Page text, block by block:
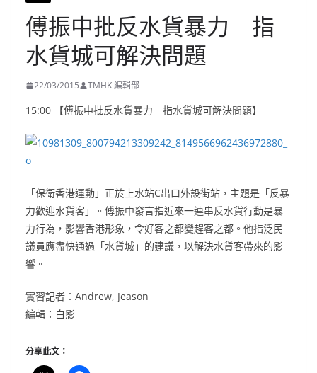
傅振中批反水貨暴力 指
水貨城可解決問題
22/03/2015 TMHK 編輯部
15:00 【傅振中批反水貨暴力 指水貨城可解決問題】
「保衛香港運動」正於上水站C出口外設街站，主題是「反暴
力歡迎水貨客」。傅振中發言指近來一連串反水貨行動是暴
力行為，影響香港形象，令好客之都變趕客之都。他指泛民
議員應盡快通過「水貨城」的建議，以解決水貨客帶來的影
響。
實習記者：Andrew, Jeason
編輯：白影
分享此文：